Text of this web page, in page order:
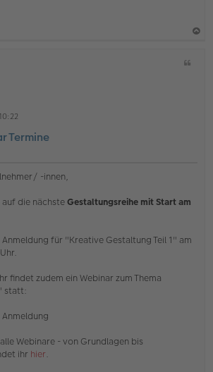
Termine
-innen,
die nächsteGestaltungsreihe mit Start am
für "Kreative Gestaltung Teil 1" am
findet zudem ein Webinar zum Thema
statt:
Webinare - von Grundlagen bis
ihr hier.